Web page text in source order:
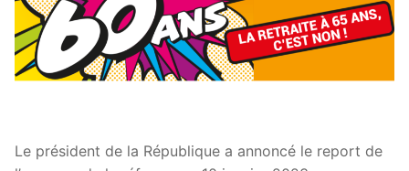
Le président de la République a annoncé le report de